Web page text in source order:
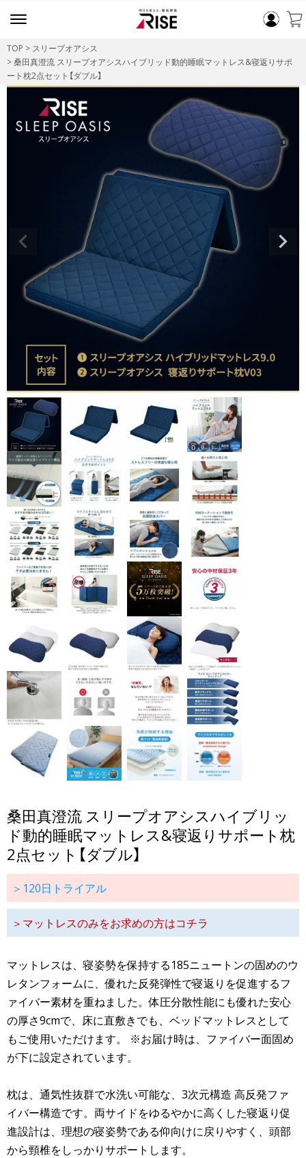
TOP
スリープオアシス
桑田真澄流 スリープオアシスハイブリッド動的睡眠マットレス&寝返りサポ
ート枕2点セット【ダブル】
桑田真澄流 スリープオアシスハイブリッ
ド動的睡眠マットレス&寝返りサポート枕
2点セット【ダブル】
＞120日トライアル
＞マットレスのみをお求めの方はコチラ
マットレスは、寝姿勢を保持する185ニュートンの固めのウ
レタンフォームに、優れた反発弾性で寝返りを促進するフ
ァイバー素材を重ねました。体圧分散性能にも優れた安心
の厚さ9cmで、床に直敷きでも、ベッドマットレスとして
もご使用いただけます。 ※お届け時は、ファイバー面固め
が下に設定されています。
枕は、通気性抜群で水洗い可能な、3次元構造 高反発ファ
イバー構造です。両サイドをゆるやかに高くした寝返り促
進設計は、理想の寝姿勢である仰向けに戻りやすく、頭部
から頸椎をしっかりサポートします。